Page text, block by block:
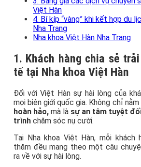
Việt Hàn
4. Bí kíp “vàng” khi kết hợp du
Nha Trang
Nha khoa Việt Hàn Nha Trang
1. Khách hàng chia sẻ
tế tại Nha khoa Việt Hàn
Đối với Việt Hàn sự hài lòng của
mọi biên giới quốc gia. Không chỉ nằm
hoàn hảo, mà là sự an tâm tuyệt
trình chăm sóc nụ cười.
Tại Nha khoa Việt Hàn, mỗi khách
thăm đều mang theo một câu
ra về với sự hài lòng.